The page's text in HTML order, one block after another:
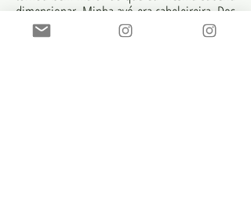
dimensionar. Minha avó era cabeleireira. Dos
cabelos, das raízes, dos lugares e das